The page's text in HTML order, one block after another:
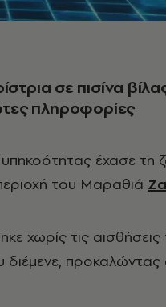
σε πισίνα
πληροφορίες
υπηκοότητας έχασε τη
του Μαραθιά
χωρίς τις
διέμενε,